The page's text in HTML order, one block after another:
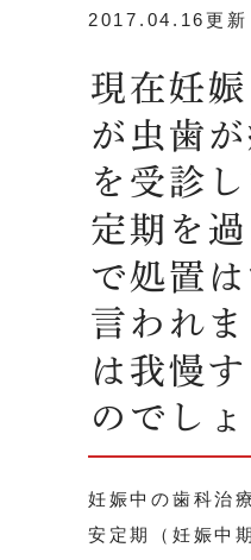
2017.04.16更新
現在妊
が虫歯
を受診
定期を
で処置
言われ
は我慢
のでしょ
妊娠中の歯科治
安定期（妊娠中